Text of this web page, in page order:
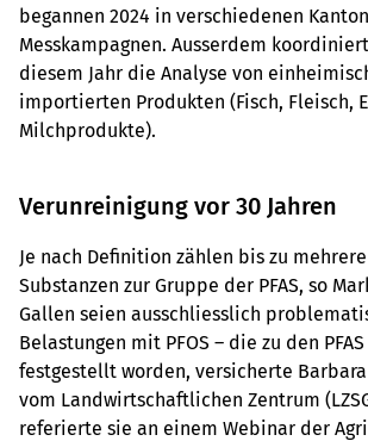
begannen 2024 in verschiedenen
Messkampagnen. Ausserdem
diesem Jahr die Analyse von
importierten Produkten (Fisch, Fleisch,
Milchprodukte).
Verunreinigung vor 30 Jahren
Je nach Definition zählen bis zu
Substanzen zur Gruppe der PFAS, so
Gallen seien ausschliesslich
Belastungen mit PFOS – die zu den
festgestellt worden, versicherte
vom Landwirtschaftlichen Zentrum
referierte sie an einem Webinar der